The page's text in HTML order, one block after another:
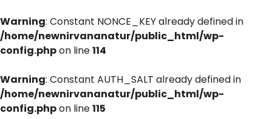
Warning: Constant NONCE_KEY already defined in
/home/newnirvananatur/public_html/wp-
config.phpon line114
Warning: Constant AUTH_SALT already defined in
/home/newnirvananatur/public_html/wp-
config.phpon line115